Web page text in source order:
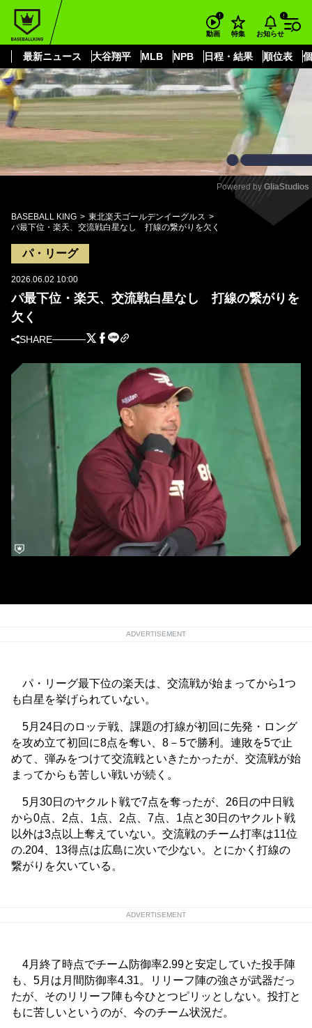
動画 特集 お知らせ
最新ニュース 大谷翔平 MLB NPB 日程・結果 順位表
もっと見る
Mute
Powered by GliaStudios
BASEBALL KING
東北楽天ゴールデンイーグルス
パ最下位・楽天、交流戦白星なし 打線の繋がりを欠く
パ・リーグ
2026.06.02 10:00
パ最下位・楽天、交流戦白星なし 打線の繋がりを
欠く
SHARE
ADVERTISEMENT
パ・リーグ最下位の楽天は、交流戦が始まってから1つ
も白星を挙げられていない。
5月24日のロッテ戦、課題の打線が初回に先発・ロング
を攻め立て初回に8点を奪い、8－5で勝利。連敗を5で止
めて、弾みをつけて交流戦といきたかったが、交流戦が始
まってからも苦しい戦いが続く。
5月30日のヤクルト戦で7点を奪ったが、26日の中日戦
から0点、2点、1点、2点、7点、1点と30日のヤクルト戦
以外は3点以上奪えていない。交流戦のチーム打率は11位
の.204、13得点は広島に次いで少ない。とにかく打線の
繋がりを欠いている。
ADVERTISEMENT
4月終了時点でチーム防御率2.99と安定していた投手陣
も、5月は月間防御率4.31。リリーフ陣の強さが武器だっ
たが、そのリリーフ陣も今ひとつピリッとしない。投打と
もに苦しいというのが、今のチーム状況だ。